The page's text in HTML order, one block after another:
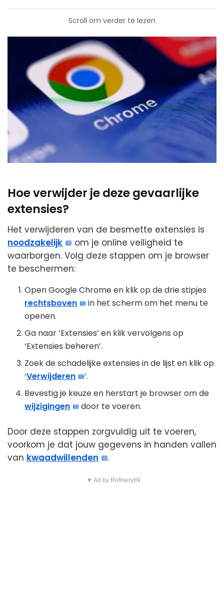
Scroll om verder te lezen
Hoe verwijder je deze gevaarlijke
extensies?
Het verwijderen van de besmette extensies is
noodzakelijk
om je online veiligheid te
waarborgen. Volg deze stappen om je browser
te beschermen:
Open Google Chrome en klik op de drie stipjes
rechtsboven
in het scherm om het menu te
openen.
Ga naar ‘Extensies’ en klik vervolgens op
‘Extensies beheren’.
Zoek de schadelijke extensies in de lijst en klik op
‘Verwijderen
’.
Bevestig je keuze en herstart je browser om de
wijzigingen
door te voeren.
Door deze stappen zorgvuldig uit te voeren,
voorkom je dat jouw gegevens in handen vallen
van kwaadwillenden .
▼ Ad by Refinery89